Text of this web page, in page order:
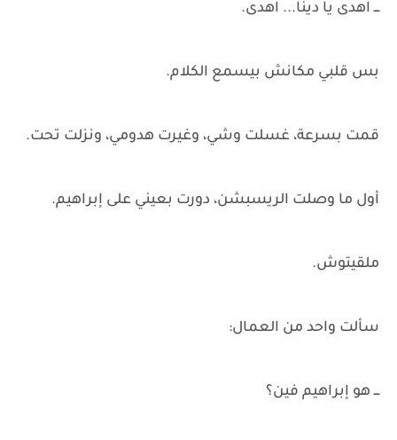
ـــ اهدى يا دينا... اهدى.
بس قلبي مكانش بيسمع الكلام.
قمت بسرعة، غسلت وشي، وغيرت هدومي، ونزلت تحت.
أول ما وصلت الريسبشن، دورت بعيني على إبراهيم.
ملقيتوش.
سألت واحد من العمال:
ـــ هو إبراهيم فين؟